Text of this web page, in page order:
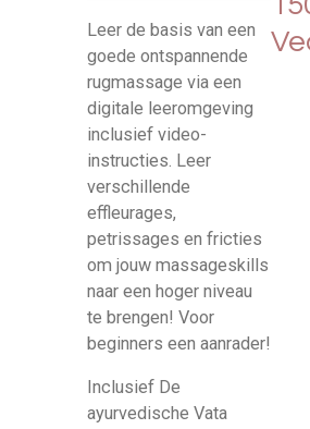
Leer de basis van een
goede ontspannende
rugmassage via een
digitale leeromgeving
inclusief video-
instructies. Leer
verschillende
effleurages,
petrissages en fricties
om jouw massageskills
naar een hoger niveau
te brengen! Voor
beginners een aanrader!
Inclusief De
ayurvedische Vata